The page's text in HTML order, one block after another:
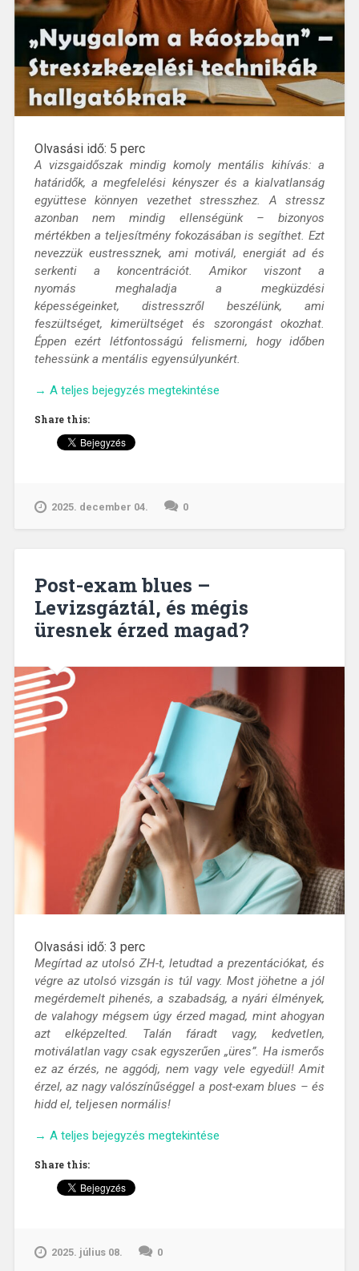
Olvasási idő: 5 perc
A vizsgaidőszak mindig komoly mentális kihívás: a
határidők, a megfelelési kényszer és a kialvatlanság
együttese könnyen vezethet stresszhez. A stressz
azonban nem mindig ellenségünk – bizonyos
mértékben a teljesítmény fokozásában is segíthet. Ezt
nevezzük eustressznek, ami motivál, energiát ad és
serkenti a koncentrációt. Amikor viszont a
nyomás meghaladja a megküzdési
képességeinket, distresszről beszélünk, ami
feszültséget, kimerültséget és szorongást okozhat.
Éppen ezért létfontosságú felismerni, hogy időben
tehessünk a mentális egyensúlyunkért.
„Nyugalom
káoszban
→ A teljes bejegyzés megtekintése
Share this:
2025. december 04. 0
Post-exam blues –
Levizsgáztál, és mégis
üresnek érzed magad?
Olvasási idő: 3 perc
Megírtad az utolsó ZH-t, letudtad a prezentációkat, és
végre az utolsó vizsgán is túl vagy. Most jöhetne a jól
megérdemelt pihenés, a szabadság, a nyári élmények,
de valahogy mégsem úgy érzed magad, mint ahogyan
azt elképzelted. Talán fáradt vagy, kedvetlen,
motiválatlan vagy csak egyszerűen „üres”. Ha ismerős
ez az érzés, ne aggódj, nem vagy vele egyedül! Amit
érzel, az nagy valószínűséggel a post-exam blues – és
hidd el, teljesen normális!
„Post-
blues
üresnek
→ A teljes bejegyzés megtekintése
Share this:
2025. július 08. 0